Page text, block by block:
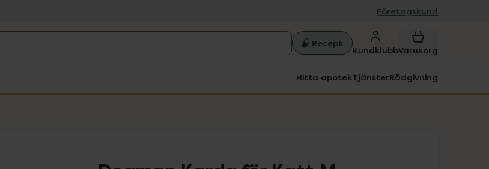
Företagskund
Recept
KundklubbVarukorg
Hitta apotekTjänsterRådgivning